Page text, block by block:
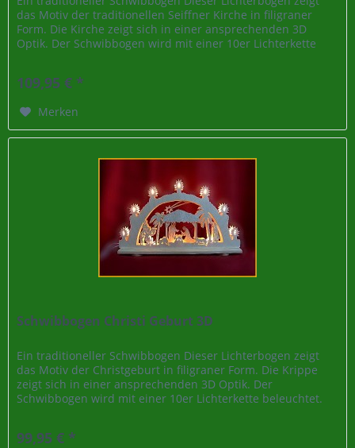
das Motiv der traditionellen Seiffner Kirche in filigraner
Form. Die Kirche zeigt sich in einer ansprechenden 3D
Optik. Der Schwibbogen wird mit einer 10er Lichterkette
109,95 € *
Merken
Schwibbogen Christi Geburt 3D
Ein traditioneller Schwibbogen Dieser Lichterbogen zeigt
das Motiv der Christgeburt in filigraner Form. Die Krippe
zeigt sich in einer ansprechenden 3D Optik. Der
Schwibbogen wird mit einer 10er Lichterkette beleuchtet.
99,95 € *